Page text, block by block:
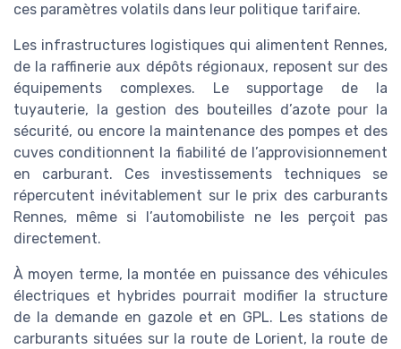
ces paramètres volatils dans leur politique tarifaire.
Les infrastructures logistiques qui alimentent Rennes,
de la raffinerie aux dépôts régionaux, reposent sur des
équipements complexes. Le supportage de la
tuyauterie, la gestion des bouteilles d’azote pour la
sécurité, ou encore la maintenance des pompes et des
cuves conditionnent la fiabilité de l’approvisionnement
en carburant. Ces investissements techniques se
répercutent inévitablement sur le prix des carburants
Rennes, même si l’automobiliste ne les perçoit pas
directement.
À moyen terme, la montée en puissance des véhicules
électriques et hybrides pourrait modifier la structure
de la demande en gazole et en GPL. Les stations de
carburants situées sur la route de Lorient, la route de